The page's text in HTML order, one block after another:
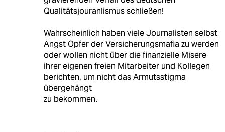
Qualitätsjouranlismus schließen!
Wahrscheinlich haben viele Journalisten selbst
Angst Opfer der Versicherungsmafia zu werden
oder wollen nicht über die finanzielle Misere
ihrer eigenen freien Mitarbeiter und Kollegen
berichten, um nicht das Armutsstigma
übergehängt
zu bekommen.